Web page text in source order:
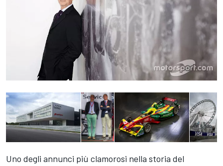
Uno degli annunci più clamorosi nella storia del